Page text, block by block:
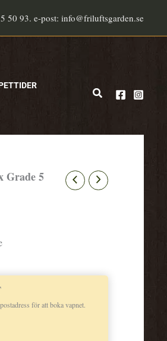
50 93. e-post: info@friluftsgarden.se
Sök
Grade 5
för att boka vapnet.